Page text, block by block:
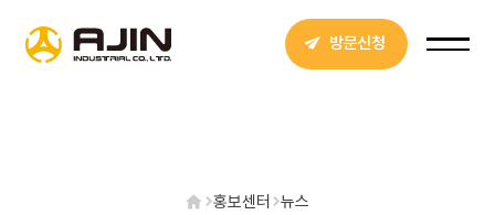
방문신청
홍보센터 뉴스